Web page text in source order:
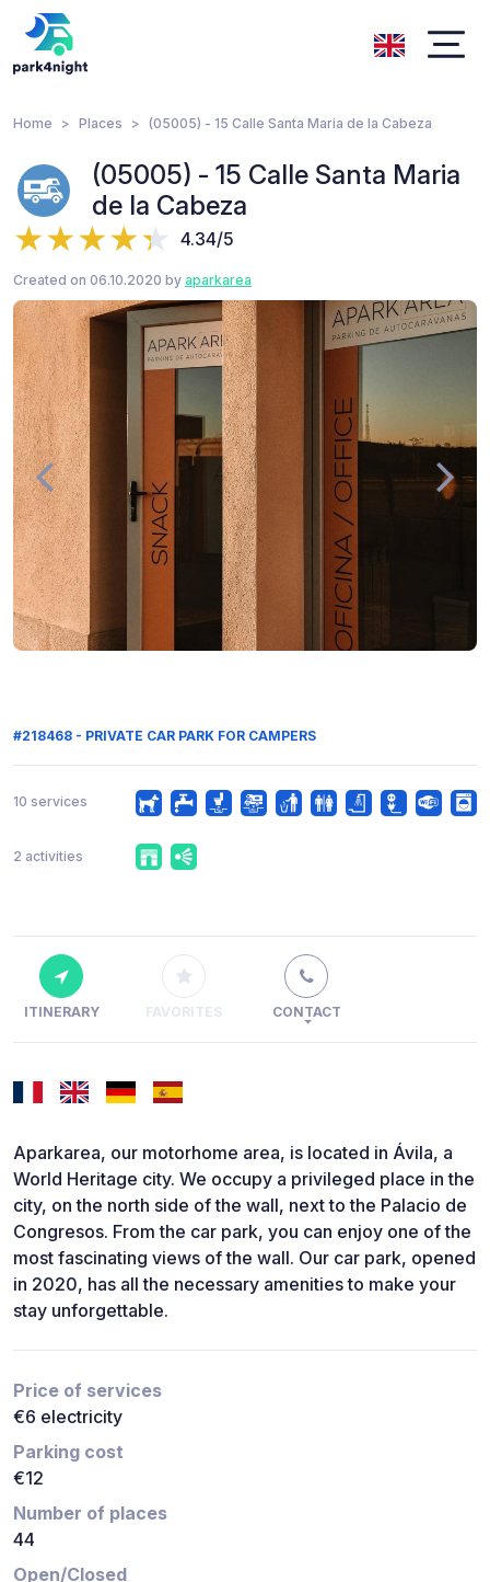
Home Places (05005) - 15 Calle Santa Maria de la Cabeza
(05005) - 15 Calle Santa Maria
de la Cabeza
4.34/5
Created on 06.10.2020 by aparkarea
#218468 - PRIVATE CAR PARK FOR CAMPERS
10 services
2 activities
ITINERARY FAVORITES CONTACT
Aparkarea, our motorhome area, is located in Ávila, a
World Heritage city. We occupy a privileged place in the
city, on the north side of the wall, next to the Palacio de
Congresos. From the car park, you can enjoy one of the
most fascinating views of the wall. Our car park, opened
in 2020, has all the necessary amenities to make your
stay unforgettable.
Price of services
€6 electricity
Parking cost
€12
Number of places
44
Open/Closed